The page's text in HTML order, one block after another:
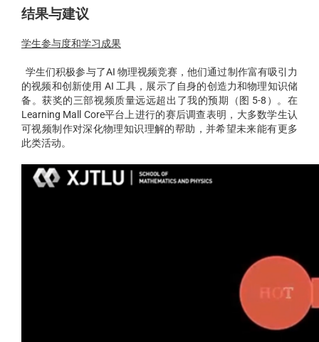
结果与建议
学生参与度和学习成果
学生们积极参与了AI 物理视频竞赛，他们通过制作富有吸引力
的视频和创新使用 AI 工具，展示了自身的创造力和物理知识储
备。获奖的三部视频质量远远超出了我的预期（图 5-8）。在
Learning Mall Core平台上进行的赛后调查表明，大多数学生认
可视频制作对深化物理知识理解的帮助，并希望未来能有更多
此类活动。